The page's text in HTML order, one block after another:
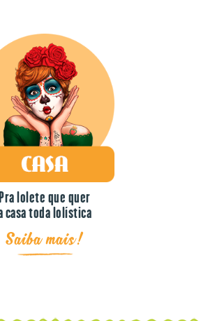
lolete que quer
casa toda lolística
Saiba mais!